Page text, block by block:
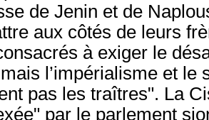
de Jenin et de
aux côtés de leurs
à exiger le
l’impérialisme et le
pas les traîtres". La
par le parlement